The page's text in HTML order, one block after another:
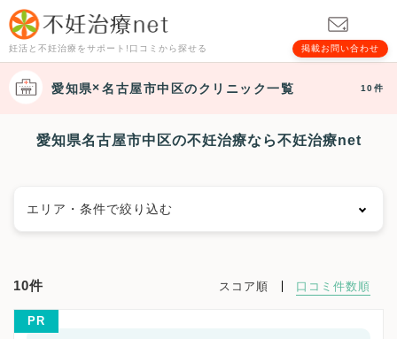
妊活と不妊治療をサポート!口コミから探せる 掲載お問い合わせ
愛知県 名古屋市中区のクリニック一覧 10件
愛知県名古屋市中区の不妊治療なら不妊治療net
エリア・条件で絞り込む
名古屋市北区
10件 スコア順 口コミ件数順
PR